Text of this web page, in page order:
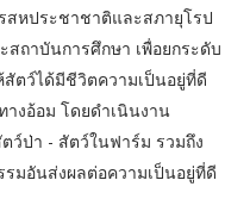
สหประชาชาติและสภายุโรป
ถาบันการศึกษา เพื่อยกระดับ
ตว์ได้มีชีวิตความเป็นอยู่ที่ดี
งอ้อม โดยดำเนินงาน
ป่า - สัตว์ในฟาร์ม รวมถึง
มอันส่งผลต่อความเป็นอยู่ที่ดี